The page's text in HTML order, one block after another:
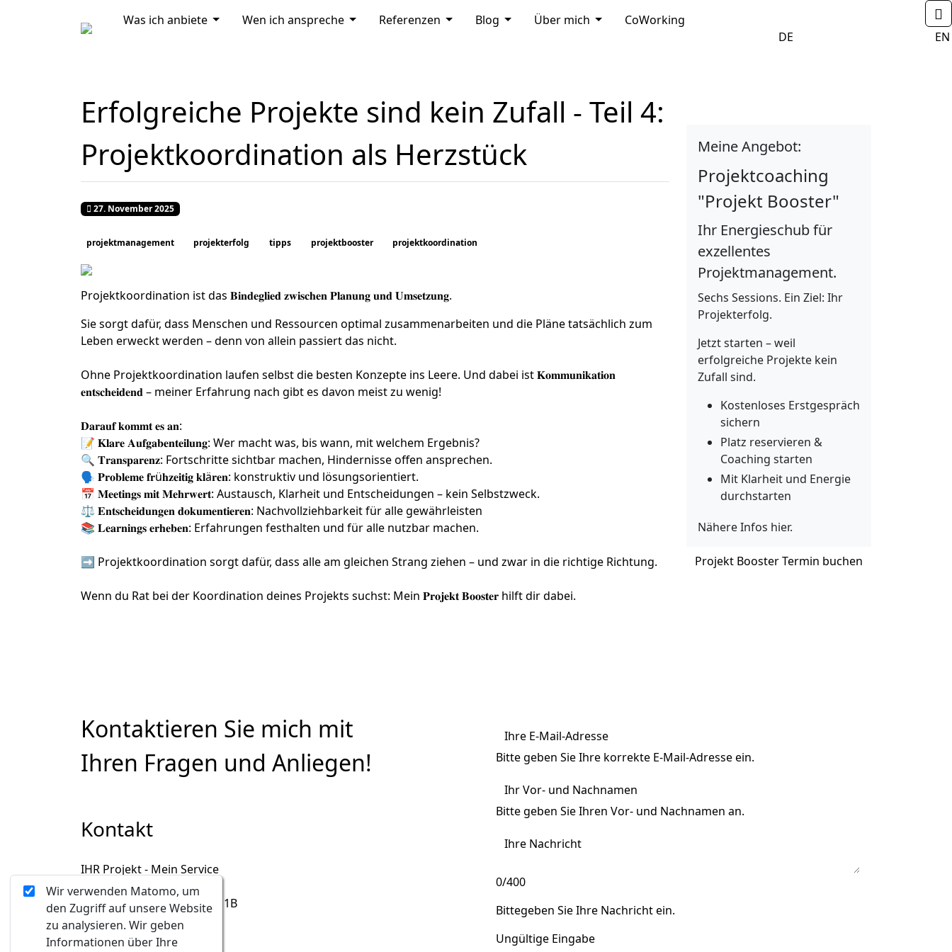
Wir verwenden Matomo, um
den Zugriff auf unsere Website
zu analysieren. Wir geben
Informationen über Ihre
Home
Was ich anbiete MOD_MENU_DROPDOWN
Wen ich anspreche MOD_MENU_DROPDOWN
Referenzen MOD_MENU_DROPDOWN
Blog MOD_MENU_DROPDOWN
Über mich MOD_MENU_DROPDOWN
CoWorking
                            DE
Meine Angebot:
Projektcoaching
"Projekt Booster"
Ihr Energieschub für
exzellentes
Projektmanagement.
Sechs Sessions. Ein Ziel: Ihr
Projekterfolg.
Jetzt starten – weil
erfolgreiche Projekte kein
Zufall sind.
Kostenloses Erstgespräch
sichern
Platz reservieren &
Coaching starten
Mit Klarheit und Energie
durchstarten
Nähere Infos hier.
Projekt Booster Termin buchen
Erfolgreiche Projekte sind kein Zufall - Teil 4:
Projektkoordination als Herzstück
Veröffentlicht: 27. November 2025
27. November 2025
projektmanagement projekterfolg tipps projektbooster projektkoordination
Projektkoordination ist das 𝐁𝐢𝐧𝐝𝐞𝐠𝐥𝐢𝐞𝐝 𝐳𝐰𝐢𝐬𝐜𝐡𝐞𝐧 𝐏𝐥𝐚𝐧𝐮𝐧𝐠 𝐮𝐧𝐝 𝐔𝐦𝐬𝐞𝐭𝐳𝐮𝐧𝐠.
Sie sorgt dafür, dass Menschen und Ressourcen optimal zusammenarbeiten und die Pläne tatsächlich zum
Leben erweckt werden – denn von allein passiert das nicht.
Ohne Projektkoordination laufen selbst die besten Konzepte ins Leere. Und dabei ist 𝐊𝐨𝐦𝐦𝐮𝐧𝐢𝐤𝐚𝐭𝐢𝐨𝐧
𝐞𝐧𝐭𝐬𝐜𝐡𝐞𝐢𝐝𝐞𝐧𝐝 – meiner Erfahrung nach gibt es davon meist zu wenig!
𝐃𝐚𝐫𝐚𝐮𝐟 𝐤𝐨𝐦𝐦𝐭 𝐞𝐬 𝐚𝐧:
📝 𝐊𝐥𝐚𝐫𝐞 𝐀𝐮𝐟𝐠𝐚𝐛𝐞𝐧𝐭𝐞𝐢𝐥𝐮𝐧𝐠: Wer macht was, bis wann, mit welchem Ergebnis?
🔍 𝐓𝐫𝐚𝐧𝐬𝐩𝐚𝐫𝐞𝐧𝐳: Fortschritte sichtbar machen, Hindernisse offen ansprechen.
🗣️ 𝐏𝐫𝐨𝐛𝐥𝐞𝐦𝐞 𝐟𝐫ü𝐡𝐳𝐞𝐢𝐭𝐢𝐠 𝐤𝐥ä𝐫𝐞𝐧: konstruktiv und lösungsorientiert.
📅 𝐌𝐞𝐞𝐭𝐢𝐧𝐠𝐬 𝐦𝐢𝐭 𝐌𝐞𝐡𝐫𝐰𝐞𝐫𝐭: Austausch, Klarheit und Entscheidungen – kein Selbstzweck.
⚖️ 𝐄𝐧𝐭𝐬𝐜𝐡𝐞𝐢𝐝𝐮𝐧𝐠𝐞𝐧 𝐝𝐨𝐤𝐮𝐦𝐞𝐧𝐭𝐢𝐞𝐫𝐞𝐧: Nachvollziehbarkeit für alle gewährleisten
📚 𝐋𝐞𝐚𝐫𝐧𝐢𝐧𝐠𝐬 𝐞𝐫𝐡𝐞𝐛𝐞𝐧: Erfahrungen festhalten und für alle nutzbar machen.
➡️ Projektkoordination sorgt dafür, dass alle am gleichen Strang ziehen – und zwar in die richtige Richtung.
Wenn du Rat bei der Koordination deines Projekts suchst: Mein 𝐏𝐫𝐨𝐣𝐞𝐤𝐭 𝐁𝐨𝐨𝐬𝐭𝐞𝐫 hilft dir dabei.
Kontaktieren Sie mich mit
Ihren Fragen und Anliegen!
Kontakt
IHR Projekt - Mein Service
Iris Hauck-Rameis
A-1130, Hermesstrasse 1B
+43 699 1 913 68 18
iris@IHRprojekt.at
Ihre E-Mail-Adresse
Bitte geben Sie Ihre korrekte E-Mail-Adresse ein.
Ihr Vor- und Nachnamen
Bitte geben Sie Ihren Vor- und Nachnamen an.
Ihre Nachricht
0/400
Bittegeben Sie Ihre Nachricht ein.
Ungültige Eingabe